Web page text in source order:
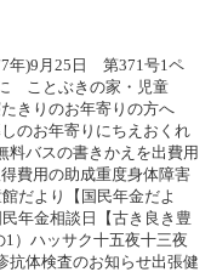
年)9月25日 第371号1ペ
ことぶきの家・児童
きりのお年寄りの方へ
のお年寄りにちえおくれ
料バスの書きかえを出費用
費用の助成重度身体障害
だより【国民年金だよ
年金相談日【古き良き豊
ハッサク十五夜十三夜
抗体検査のお知らせ出張健